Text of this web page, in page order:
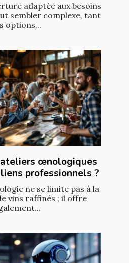
adaptée aux besoins
sembler complexe, tant
options...
œnologiques
professionnels ?
ne se limite pas à la
vins raffinés ; il offre